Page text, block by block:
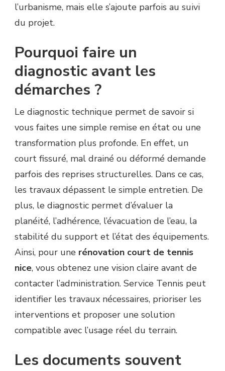
l’urbanisme, mais elle s’ajoute parfois au suivi
du projet.
Pourquoi faire un
diagnostic avant les
démarches ?
Le diagnostic technique permet de savoir si
vous faites une simple remise en état ou une
transformation plus profonde. En effet, un
court fissuré, mal drainé ou déformé demande
parfois des reprises structurelles. Dans ce cas,
les travaux dépassent le simple entretien. De
plus, le diagnostic permet d’évaluer la
planéité, l’adhérence, l’évacuation de l’eau, la
stabilité du support et l’état des équipements.
Ainsi, pour une rénovation court de tennis
nice, vous obtenez une vision claire avant de
contacter l’administration. Service Tennis peut
identifier les travaux nécessaires, prioriser les
interventions et proposer une solution
compatible avec l’usage réel du terrain.
Les documents souvent